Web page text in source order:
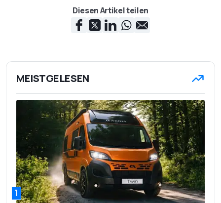
Diesen Artikel teilen
MEISTGELESEN
1